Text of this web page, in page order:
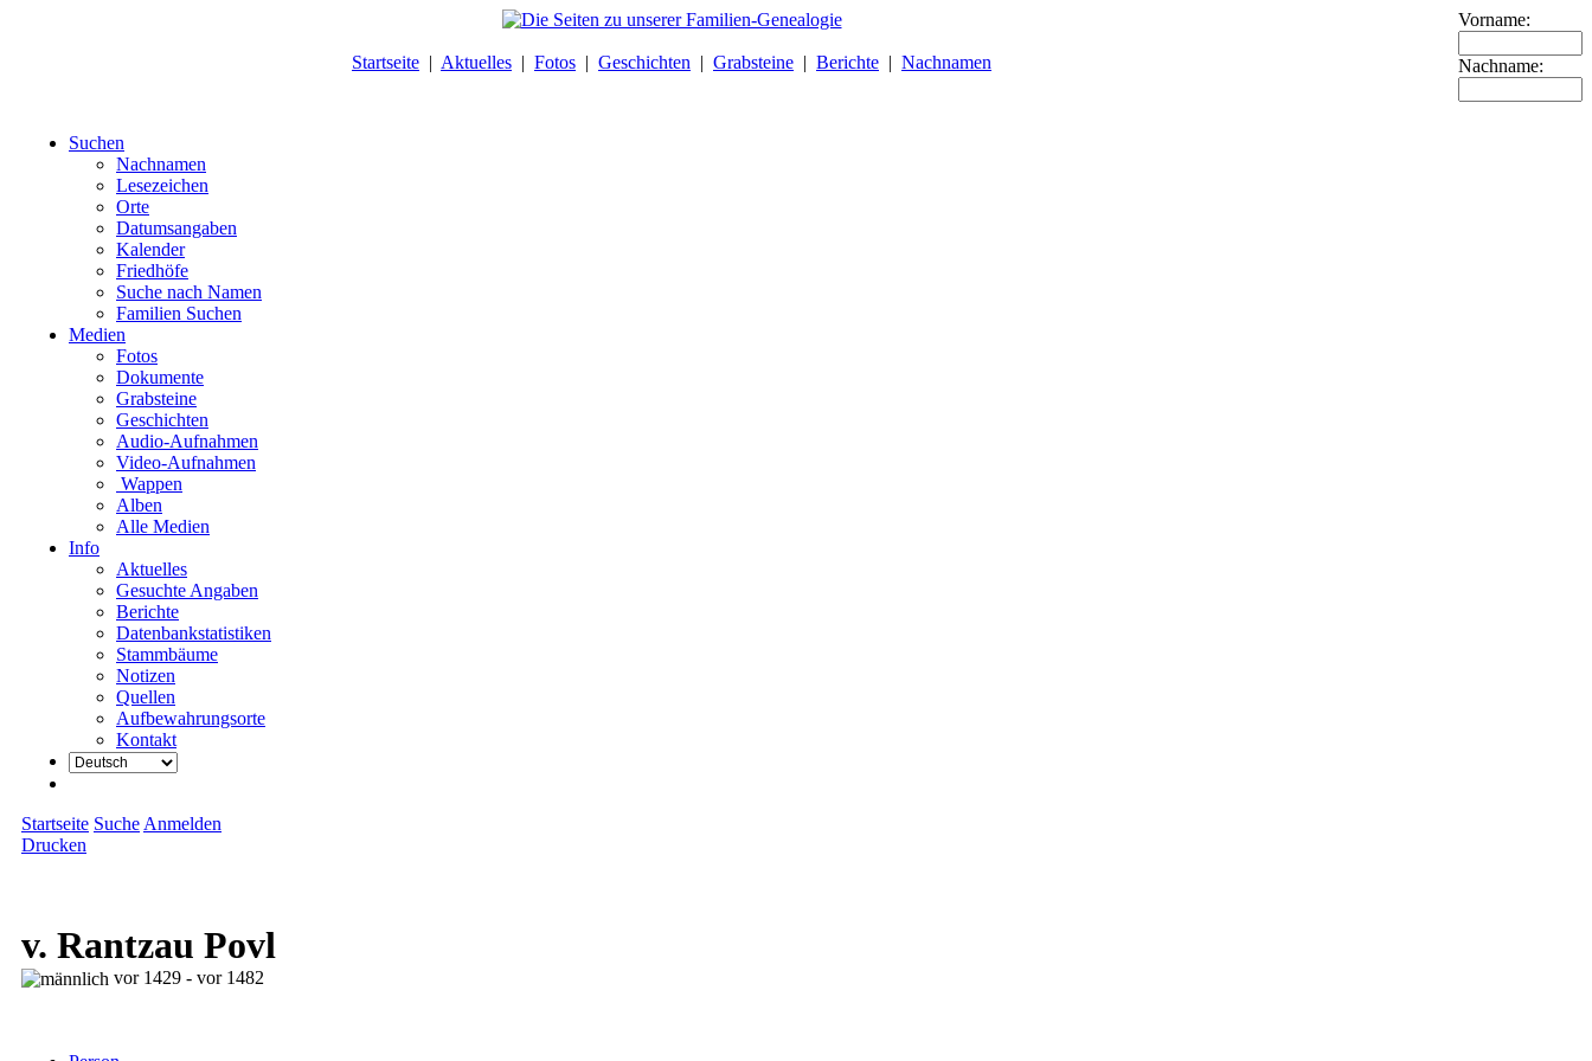
Startseite | Aktuelles | Fotos | Geschichten | Grabsteine | Berichte | Nachnamen
Vorname:
Nachname:
Suchen
Nachnamen
Lesezeichen
Orte
Datumsangaben
Kalender
Friedhöfe
Suche nach Namen
Familien Suchen
Medien
Fotos
Dokumente
Grabsteine
Geschichten
Audio-Aufnahmen
Video-Aufnahmen
Wappen
Alben
Alle Medien
Info
Aktuelles
Gesuchte Angaben
Berichte
Datenbankstatistiken
Stammbäume
Notizen
Quellen
Aufbewahrungsorte
Kontakt
Startseite Suche Anmelden
Drucken
v. Rantzau Povl
vor 1429 - vor 1482